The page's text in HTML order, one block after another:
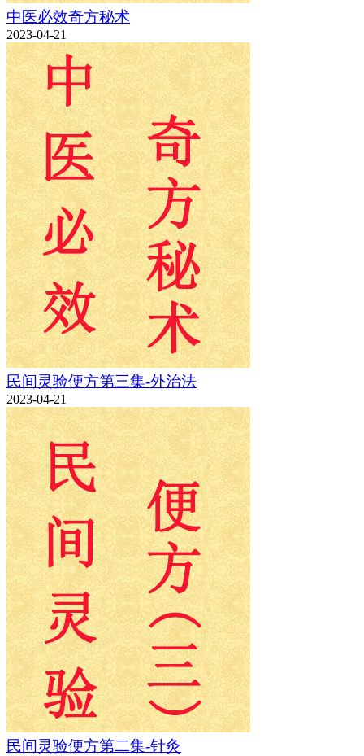
中医必效奇方秘术
2023-04-21
民间灵验便方第三集-外治法
2023-04-21
民间灵验便方第二集-针灸